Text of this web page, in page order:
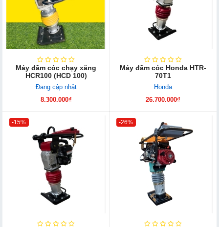
Máy đầm cóc chạy xăng
HCR100 (HCD 100)
Đang cập nhật
8.300.000₫
Máy đầm cóc Honda HTR-
70T1
Honda
26.700.000₫
-15% -26%